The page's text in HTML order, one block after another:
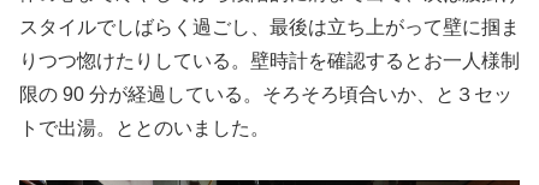
スタイルでしばらく過ごし、最後は立ち上がって壁に掴ま
りつつ惚けたりしている。壁時計を確認するとお一人様制
限の 90 分が経過している。そろそろ頃合いか、と３セッ
トで出湯。ととのいました。